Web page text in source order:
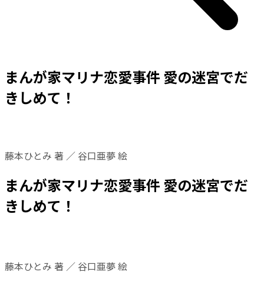
まんが家マリナ恋愛事件 愛の迷宮でだ
きしめて！
藤本ひとみ 著 ／ 谷口亜夢 絵
まんが家マリナ恋愛事件 愛の迷宮でだ
きしめて！
藤本ひとみ 著 ／ 谷口亜夢 絵